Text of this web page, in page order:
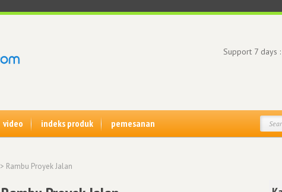
Support 7 days :
video indeks produk pemesanan
> Rambu Proyek Jalan